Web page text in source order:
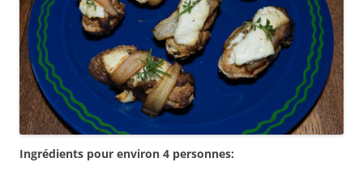
Ingrédients pour environ 4 personnes: